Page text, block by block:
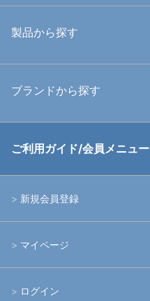
中古ハウジング
中古アームシステム
製品から探す
ハウジング
ライト
アームシステム
アクションカメラ(GoPro等)
ブランドから探す
RGBlue
イノン
ご利用ガイド/会員メニュー
新規会員登録
マイページ
ログイン